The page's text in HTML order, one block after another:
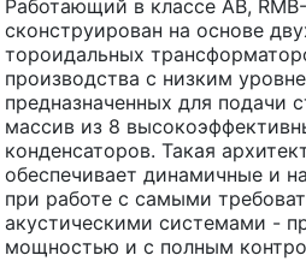
Работающий в классе AB,
сконструирован на основе
тороидальных
производства с низким
предназначенных для подачи
массив из 8
конденсаторов. Такая
обеспечивает динамичные и
при работе с самыми
акустическими системами -
мощностью и с полным